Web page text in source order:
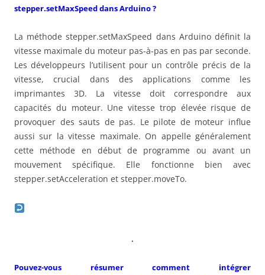
stepper.setMaxSpeed dans Arduino ?
La méthode stepper.setMaxSpeed dans Arduino définit la
vitesse maximale du moteur pas-à-pas en pas par seconde.
Les développeurs l’utilisent pour un contrôle précis de la
vitesse, crucial dans des applications comme les
imprimantes 3D. La vitesse doit correspondre aux
capacités du moteur. Une vitesse trop élevée risque de
provoquer des sauts de pas. Le pilote de moteur influe
aussi sur la vitesse maximale. On appelle généralement
cette méthode en début de programme ou avant un
mouvement spécifique. Elle fonctionne bien avec
stepper.setAcceleration et stepper.moveTo.
.
Pouvez-vous résumer comment intégrer